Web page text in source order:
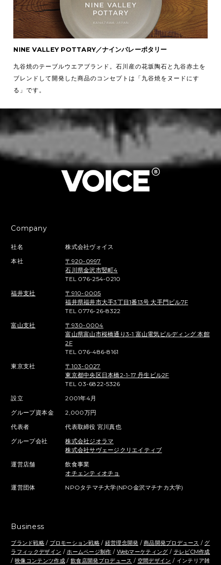
NINE VALLEY POTTARY／ナインバレーポタリー
九谷焼のテーブルウエアブランド。石川産の花坂陶石と九谷赤土を
ブレンドして開発した商品のコンセプトは「九谷焼をヌードにす
る」です。
Company
社名
株式会社ヴォイス
本社
〒920-0997
石川県金沢市竪町4
TEL 076-254-0210
福井支社
〒910-0005
福井県福井市大手3丁目1番13号 大手門ビル7F
TEL 0776-26-8322
富山支社
〒930-0004
富山県富山市桜橋通り3-1 富山電気ビルディング 本館
2F
TEL 076-486-8161
東京支社
〒103-0027
東京都中央区日本橋2-1-17 丹生ビル2F
TEL 03-6822-5326
設立
2001年4月
グループ資本金
2,000万円
代表者
代表取締役 宮川真也
グループ会社
株式会社ジオラマ
株式会社サヴェージクリエイティブ
運営店舗
飲食事業
オチェンティオチョ
運営団体
NPOタテマチ大学(NPO金沢マチナカ大学)
Business
ブランド戦略/ プロモーション戦略 / 経営理念開発 /商品開発プロデュース / グ
ラフィックデザイン / ホームページ制作 / Webマーケティング / テレビCM作成
/ 映像コンテンツ作成 / 飲食店開発プロデュース / 空間デザイン / インテリア雑